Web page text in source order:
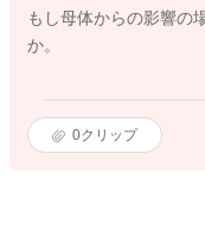
もし母体からの影響の
か。
0クリップ